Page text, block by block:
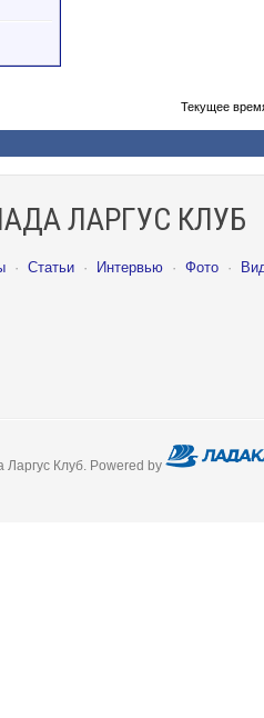
Текущее
ЛАРГУС КЛУБ
· Статьи · Интервью · Фото ·
Клуб. Powered by